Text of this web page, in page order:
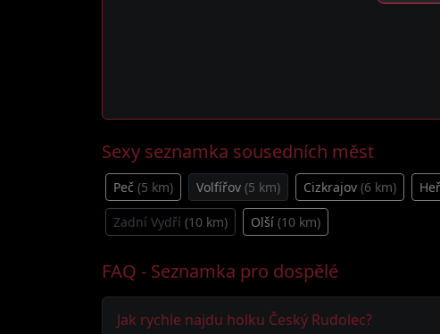
Sexy seznamka sousedních měst
Peč (5 km) Volfířov (5 km) Cizkrajov (6 km)
Zadní Vydří (10 km) Olší (10 km)
FAQ - Seznamka pro dospělé
Jak rychle najdu holku Český Rudolec?